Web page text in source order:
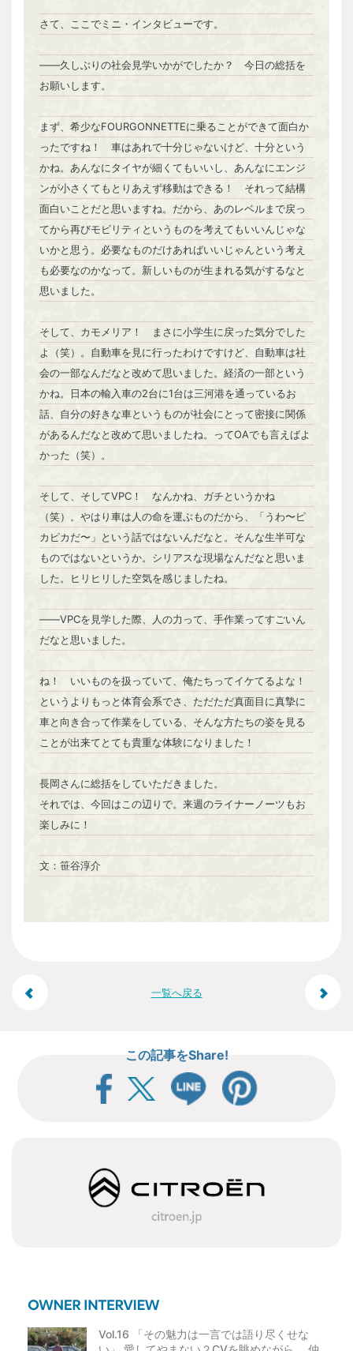
さて、ここでミニ・インタビューです。
――久しぶりの社会見学いかがでしたか？ 今日の総括を
お願いします。
まず、希少なFOURGONNETTEに乗ることができて面白か
ったですね！ 車はあれで十分じゃないけど、十分という
かね。あんなにタイヤが細くてもいいし、あんなにエンジ
ンが小さくてもとりあえず移動はできる！ それって結構
面白いことだと思いますね。だから、あのレベルまで戻っ
てから再びモビリティというものを考えてもいいんじゃな
いかと思う。必要なものだけあればいいじゃんという考え
も必要なのかなって。新しいものが生まれる気がするなと
思いました。
そして、カモメリア！ まさに小学生に戻った気分でした
よ（笑）。自動車を見に行ったわけですけど、自動車は社
会の一部なんだなと改めて思いました。経済の一部という
かね。日本の輸入車の2台に1台は三河港を通っているお
話、自分の好きな車というものが社会にとって密接に関係
があるんだなと改めて思いましたね。ってOAでも言えばよ
かった（笑）。
そして、そしてVPC！ なんかね、ガチというかね
（笑）。やはり車は人の命を運ぶものだから、「うわ〜ピ
カピカだ〜」という話ではないんだなと。そんな生半可な
ものではないというか。シリアスな現場なんだなと思いま
した。ヒリヒリした空気を感じましたね。
――VPCを見学した際、人の力って、手作業ってすごいん
だなと思いました。
ね！ いいものを扱っていて、俺たちってイケてるよな！
というよりもっと体育会系でさ、ただただ真面目に真摯に
車と向き合って作業をしている、そんな方たちの姿を見る
ことが出来てとても貴重な体験になりました！
長岡さんに総括をしていただきました。
それでは、今回はこの辺りで。来週のライナーノーツもお
楽しみに！
文：笹谷淳介
投
一覧へ戻る
この記事をShare!
Vol.16 「その魅力は一言では語り尽くせな